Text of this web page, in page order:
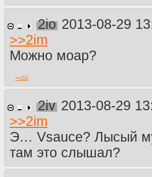
2io 2013-08-29
>>2im
Можно моар?
>>2iJ
2iv 2013-08-29
>>2im
Э… Vsauce? Лысый
там это слышал?